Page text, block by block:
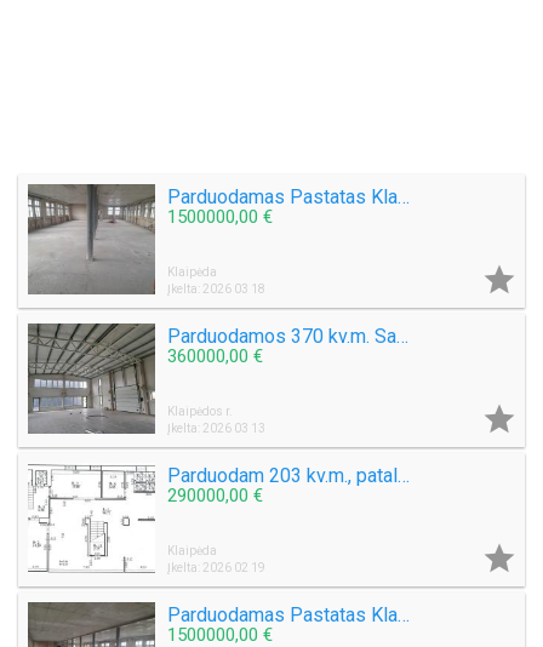
Parduodamas Pastatas Klaipėdos centre Naujojo Uosto g. Plotas 844 kv.m.
1500000,00 €
Klaipėda
Įkelta: 2026 03 18

Parduodamos 370 kv.m. Sandėliavimo – Komercinės patalpos Klaipėdos raj. Klausmylių vs. Ragaišio g.
360000,00 €
Klaipėdos r.
Įkelta: 2026 03 13

Parduodam 203 kv.m., patalpos H.Manto g. Klaipėdoje. Galima išperkamoji nuoma
290000,00 €
Klaipėda
Įkelta: 2026 02 19

Parduodamas Pastatas Klaipėdos miesto centre Naujojo Uosto g. Plotas 844 kv.m.
1500000,00 €